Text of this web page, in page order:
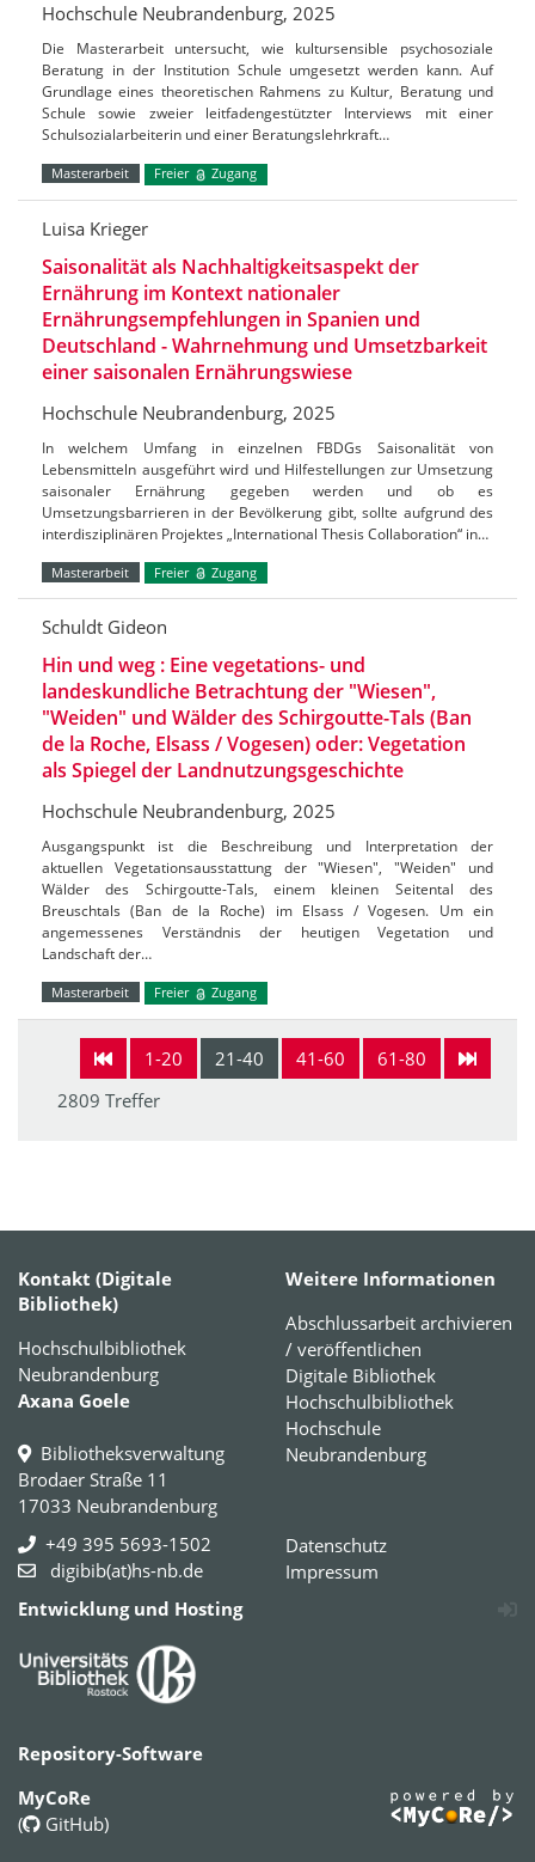
Hochschule Neubrandenburg, 2025
Die Masterarbeit untersucht, wie kultursensible psychosoziale
Beratung in der Institution Schule umgesetzt werden kann. Auf
Grundlage eines theoretischen Rahmens zu Kultur, Beratung und
Schule sowie zweier leitfadengestützter Interviews mit einer
Schulsozialarbeiterin und einer Beratungslehrkraft…
Masterarbeit Freier Zugang
Luisa Krieger
Saisonalität als Nachhaltigkeitsaspekt der
Ernährung im Kontext nationaler
Ernährungsempfehlungen in Spanien und
Deutschland - Wahrnehmung und Umsetzbarkeit
einer saisonalen Ernährungswiese
Hochschule Neubrandenburg, 2025
In welchem Umfang in einzelnen FBDGs Saisonalität von
Lebensmitteln ausgeführt wird und Hilfestellungen zur Umsetzung
saisonaler Ernährung gegeben werden und ob es
Umsetzungsbarrieren in der Bevölkerung gibt, sollte aufgrund des
interdisziplinären Projektes „International Thesis Collaboration“ in…
Masterarbeit Freier Zugang
Schuldt Gideon
Hin und weg : Eine vegetations- und
landeskundliche Betrachtung der "Wiesen",
"Weiden" und Wälder des Schirgoutte-Tals (Ban
de la Roche, Elsass / Vogesen) oder: Vegetation
als Spiegel der Landnutzungsgeschichte
Hochschule Neubrandenburg, 2025
Ausgangspunkt ist die Beschreibung und Interpretation der
aktuellen Vegetationsausstattung der "Wiesen", "Weiden" und
Wälder des Schirgoutte-Tals, einem kleinen Seitental des
Breuschtals (Ban de la Roche) im Elsass / Vogesen. Um ein
angemessenes Verständnis der heutigen Vegetation und
Landschaft der…
Masterarbeit Freier Zugang
1-20 21-40 41-60
61-80
2809 Treffer
Kontakt (Digitale
Bibliothek)
Hochschulbibliothek
Neubrandenburg
Axana Goele
Bibliotheksverwaltung
Brodaer Straße 11
17033 Neubrandenburg
+49 395 5693-1502
digibib(at)hs-nb.de
Weitere Informationen
Abschlussarbeit archivieren
/ veröffentlichen
Digitale Bibliothek
Hochschulbibliothek
Hochschule
Neubrandenburg
Datenschutz
Impressum
Entwicklung und Hosting
Repository-Software
MyCoRe
(
GitHub)